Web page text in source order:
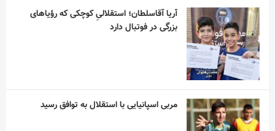
آریا آقاسلطان؛ استقلالیِ کوچکی که رؤیاهای
بزرگی در فوتبال دارد
مربی اسپانیایی با استقلال به توافق رسید